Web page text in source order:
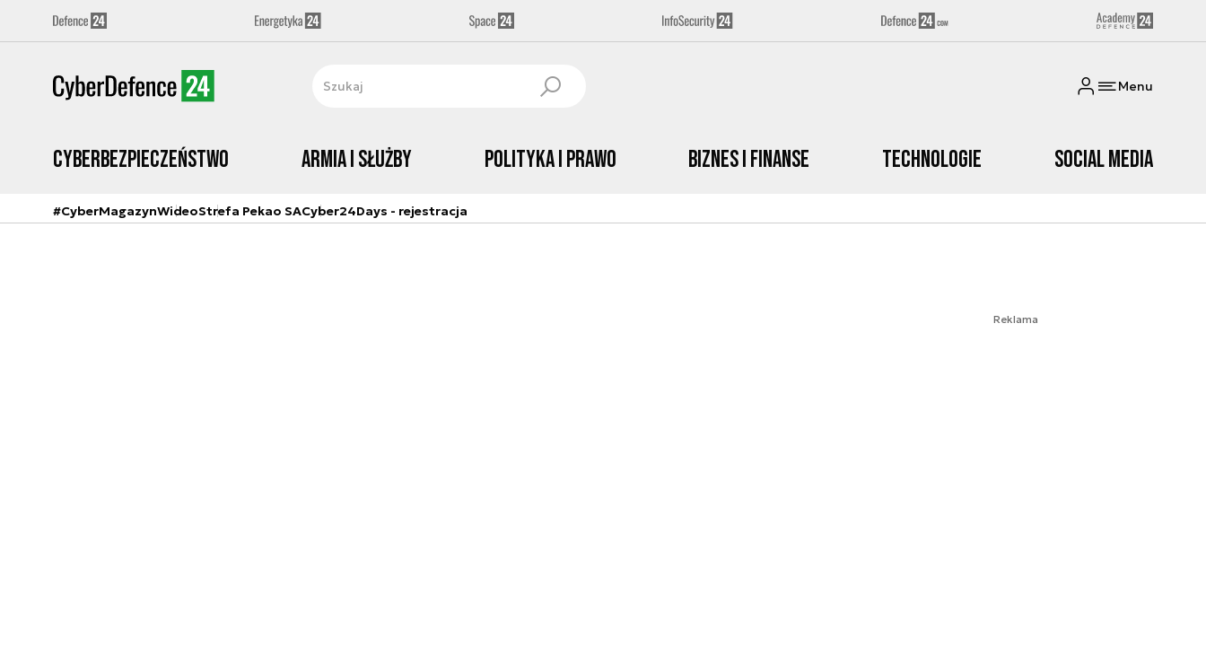
Menu
Cyberbezpieczeństwo Armia i Służby Polityka i prawo Biznes i Finanse Technologie Social media
#CyberMagazynWideoStrefa Pekao SACyber24Days - rejestracja
Reklama